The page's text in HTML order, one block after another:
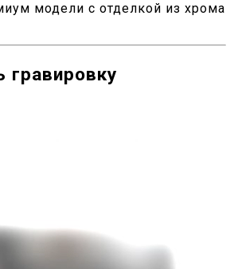
модели с отделкой из хрома
гравировку